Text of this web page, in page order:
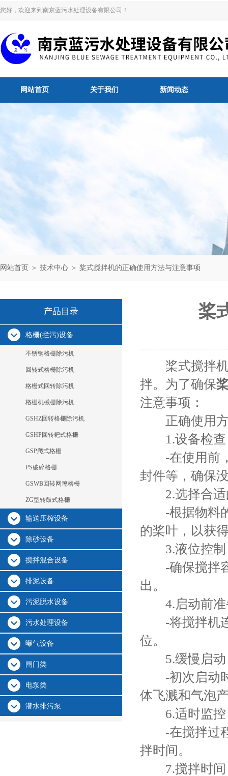
您好，欢迎来到南京蓝污水处理设备有限公司！
网站首页 关于我们 新闻动态
网站首页 ＞ 技术中心 ＞ 桨式搅拌机的正确使用方法与注意事项
产品目录
格栅(拦污)设备
不锈钢格栅除污机
回转式格栅除污机
格栅式回转除污机
格栅机械栅除污机
GSHZ回转格栅除污机
GSHP回转耙式格栅
GSP爬式格栅
PS破碎格栅
GSWB回转网篦格栅
ZG型转鼓式格栅
输送压榨设备
除砂设备
搅拌混合设备
排泥设备
污泥脱水设备
污水处理设备
曝气设备
闸门类
电泵类
潜水排污泵
桨
桨式搅拌机
拌。为了确保
注意事项：
正确使用
1.设备检查
-在使用前，
封件等，确保
2.选择合适
-根据物料的
的桨叶，以获
3.液位控制
-确保搅拌容
出。
4.启动前准
-将搅拌机连
位。
5.缓慢启动
-初次启动时
体飞溅和气泡
6.适时监控
-在搅拌过程
拌时间。
7.搅拌时间